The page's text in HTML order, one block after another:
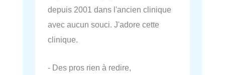
depuis 2001 dans l'ancien clinique
avec aucun souci. J'adore cette
clinique.
- Des pros rien à redire,